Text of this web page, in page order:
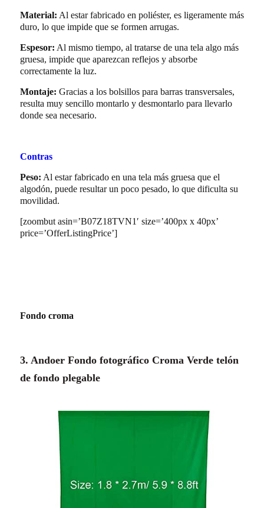
Material: Al estar fabricado en poliéster, es ligeramente más
duro, lo que impide que se formen arrugas.
Espesor: Al mismo tiempo, al tratarse de una tela algo más
gruesa, impide que aparezcan reflejos y absorbe
correctamente la luz.
Montaje: Gracias a los bolsillos para barras transversales,
resulta muy sencillo montarlo y desmontarlo para llevarlo
donde sea necesario.
Contras
Peso: Al estar fabricado en una tela más gruesa que el
algodón, puede resultar un poco pesado, lo que dificulta su
movilidad.
[zoombut asin=’B07Z18TVN1′ size=’400px x 40px’
price=’OfferListingPrice’]
Fondo croma
3. Andoer Fondo fotográfico Croma Verde telón
de fondo plegable